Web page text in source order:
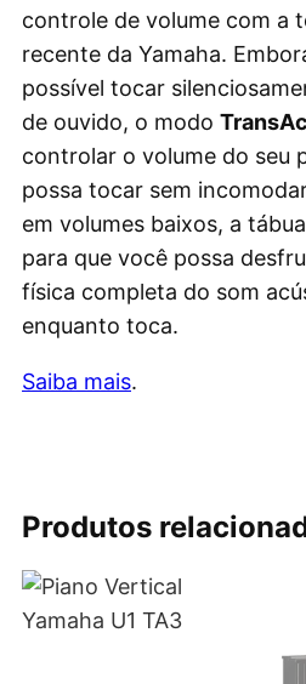
controle de volume com a
recente da Yamaha.
possível tocar
de ouvido, o modo
controlar o volume do seu
possa tocar sem
em volumes baixos, a
para que você possa
física completa do som
enquanto toca.
Saiba mais.
Produtos